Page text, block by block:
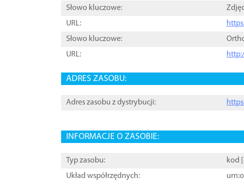
Słowo kluczowe:
URL:
Słowo kluczowe:
URL:
ADRES ZASOBU:
Adres zasobu z dystrybucji:
INFORMACJE O ZASOBIE:
Typ zasobu: kod [
Układ współrzędnych: